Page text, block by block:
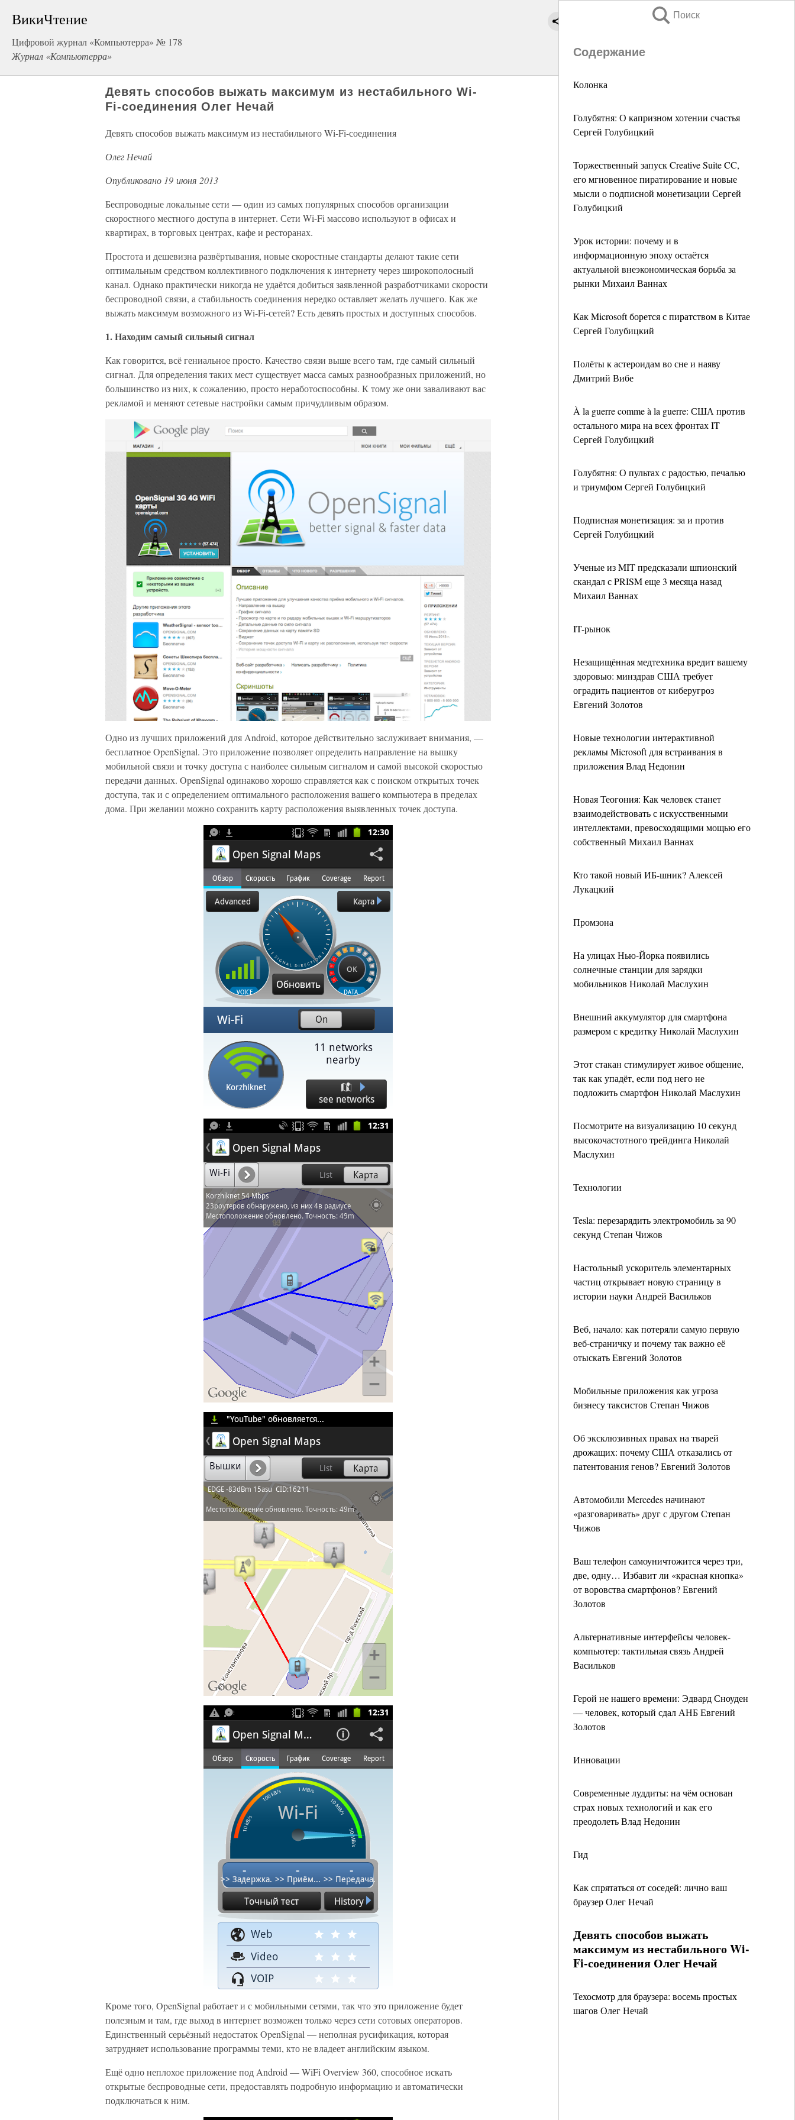
ВикиЧтение
Цифровой журнал «Компьютерра» № 178
Журнал «Компьютерра»
Поиск
Содержание
Колонка
Голубятня: О капризном хотении счастья
Сергей Голубицкий
Торжественный запуск Creative Suite CC,
его мгновенное пиратирование и новые
мысли о подписной монетизации Сергей
Голубицкий
Урок истории: почему и в
информационную эпоху остаётся
актуальной внеэкономическая борьба за
рынки Михаил Ваннах
Как Microsoft борется с пиратством в Китае
Сергей Голубицкий
Полёты к астероидам во сне и наяву
Дмитрий Вибе
À la guerre comme à la guerre: США против
остального мира на всех фронтах IT
Сергей Голубицкий
Голубятня: О пультах с радостью, печалью
и триумфом Сергей Голубицкий
Подписная монетизация: за и против
Сергей Голубицкий
Ученые из MIT предсказали шпионский
скандал с PRISM еще 3 месяца назад
Михаил Ваннах
IT-рынок
Незащищённая медтехника вредит вашему
здоровью: минздрав США требует
оградить пациентов от киберугроз
Евгений Золотов
Новые технологии интерактивной
рекламы Microsoft для встраивания в
приложения Влад Недонин
Новая Теогония: Как человек станет
взаимодействовать с искусственными
интеллектами, превосходящими мощью его
собственный Михаил Ваннах
Кто такой новый ИБ-шник? Алексей
Лукацкий
Промзона
На улицах Нью-Йорка появились
солнечные станции для зарядки
мобильников Николай Маслухин
Внешний аккумулятор для смартфона
размером с кредитку Николай Маслухин
Этот стакан стимулирует живое общение,
так как упадёт, если под него не
подложить смартфон Николай Маслухин
Посмотрите на визуализацию 10 секунд
высокочастотного трейдинга Николай
Маслухин
Технологии
Tesla: перезарядить электромобиль за 90
секунд Степан Чижов
Настольный ускоритель элементарных
частиц открывает новую страницу в
истории науки Андрей Васильков
Веб, начало: как потеряли самую первую
веб-страничку и почему так важно её
отыскать Евгений Золотов
Мобильные приложения как угроза
бизнесу таксистов Степан Чижов
Об эксклюзивных правах на тварей
дрожащих: почему США отказались от
патентования генов? Евгений Золотов
Автомобили Mercedes начинают
«разговаривать» друг с другом Степан
Чижов
Ваш телефон самоуничтожится через три,
две, одну… Избавит ли «красная кнопка»
от воровства смартфонов? Евгений
Золотов
Альтернативные интерфейсы человек-
компьютер: тактильная связь Андрей
Васильков
Герой не нашего времени: Эдвард Сноуден
— человек, который сдал АНБ Евгений
Золотов
Инновации
Современные луддиты: на чём основан
страх новых технологий и как его
преодолеть Влад Недонин
Гид
Как спрятаться от соседей: лично ваш
браузер Олег Нечай
Девять способов выжать
максимум из нестабильного Wi-
Fi-соединения Олег Нечай
Техосмотр для браузера: восемь простых
шагов Олег Нечай
Девять способов выжать максимум из нестабильного Wi-
Fi-соединения Олег Нечай
Девять способов выжать максимум из нестабильного Wi-Fi-соединения
Олег Нечай
Опубликовано 19 июня 2013
Беспроводные локальные сети — один из самых популярных способов организации
скоростного местного доступа в интернет. Сети Wi-Fi массово используют в офисах и
квартирах, в торговых центрах, кафе и ресторанах.
Простота и дешевизна развёртывания, новые скоростные стандарты делают такие сети
оптимальным средством коллективного подключения к интернету через широкополосный
канал. Однако практически никогда не удаётся добиться заявленной разработчиками скорости
беспроводной связи, а стабильность соединения нередко оставляет желать лучшего. Как же
выжать максимум возможного из Wi-Fi-сетей? Есть девять простых и доступных способов.
1. Находим самый сильный сигнал
Как говорится, всё гениальное просто. Качество связи выше всего там, где самый сильный
сигнал. Для определения таких мест существует масса самых разнообразных приложений, но
большинство из них, к сожалению, просто неработоспособны. К тому же они заваливают вас
рекламой и меняют сетевые настройки самым причудливым образом.
Одно из лучших приложений для Android, которое действительно заслуживает внимания, —
бесплатное OpenSignal. Это приложение позволяет определить направление на вышку
мобильной связи и точку доступа с наиболее сильным сигналом и самой высокой скоростью
передачи данных. OpenSignal одинаково хорошо справляется как с поиском открытых точек
доступа, так и с определением оптимального расположения вашего компьютера в пределах
дома. При желании можно сохранить карту расположения выявленных точек доступа.
Кроме того, OpenSignal работает и с мобильными сетями, так что это приложение будет
полезным и там, где выход в интернет возможен только через сети сотовых операторов.
Единственный серьёзный недостаток OpenSignal — неполная русификация, которая
затрудняет использование программы теми, кто не владеет английским языком.
Ещё одно неплохое приложение под Android — WiFi Overview 360, способное искать
открытые беспроводные сети, предоставлять подробную информацию и автоматически
подключаться к ним.